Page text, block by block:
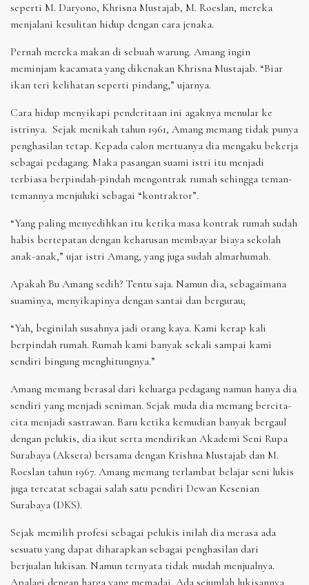
seperti M. Daryono, Khrisna Mustajab, M. Roeslan, mereka
menjalani kesulitan hidup dengan cara jenaka.
Pernah mereka makan di sebuah warung. Amang ingin
meminjam kacamata yang dikenakan Khrisna Mustajab. “Biar
ikan teri kelihatan seperti pindang,” ujarnya.
Cara hidup menyikapi penderitaan ini agaknya menular ke
istrinya. Sejak menikah tahun 1961, Amang memang tidak punya
penghasilan tetap. Kepada calon mertuanya dia mengaku bekerja
sebagai pedagang. Maka pasangan suami istri itu menjadi
terbiasa berpindah-pindah mengontrak rumah sehingga teman-
temannya menjuluki sebagai “kontraktor”.
“Yang paling menyedihkan itu ketika masa kontrak rumah sudah
habis bertepatan dengan keharusan membayar biaya sekolah
anak-anak,” ujar istri Amang, yang juga sudah almarhumah.
Apakah Bu Amang sedih? Tentu saja. Namun dia, sebagaimana
suaminya, menyikapinya dengan santai dan bergurau;
“Yah, beginilah susahnya jadi orang kaya. Kami kerap kali
berpindah rumah. Rumah kami banyak sekali sampai kami
sendiri bingung menghitungnya.”
Amang memang berasal dari keluarga pedagang namun hanya dia
sendiri yang menjadi seniman. Sejak muda dia memang bercita-
cita menjadi sastrawan. Baru ketika kemudian banyak bergaul
dengan pelukis, dia ikut serta mendirikan Akademi Seni Rupa
Surabaya (Aksera) bersama dengan Krishna Mustajab dan M.
Roeslan tahun 1967. Amang memang terlambat belajar seni lukis
juga tercatat sebagai salah satu pendiri Dewan Kesenian
Surabaya (DKS).
Sejak memilih profesi sebagai pelukis inilah dia merasa ada
sesuatu yang dapat diharapkan sebagai penghasilan dari
berjualan lukisan. Namun ternyata tidak mudah menjualnya.
Apalagi dengan harga yang memadai. Ada sejumlah lukisannya